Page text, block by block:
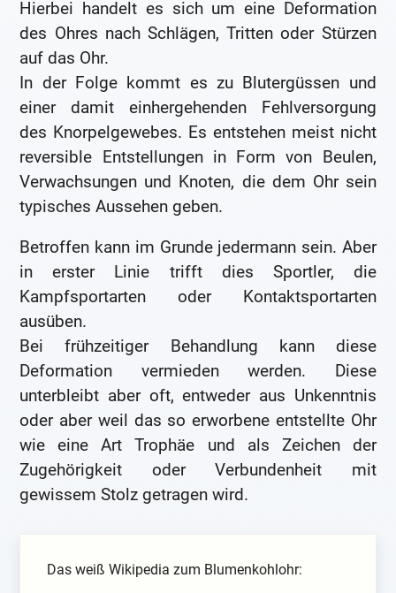
Hierbei handelt es sich um eine Deformation
des Ohres nach Schlägen, Tritten oder Stürzen
auf das Ohr.
In der Folge kommt es zu Blutergüssen und
einer damit einhergehenden Fehlversorgung
des Knorpelgewebes. Es entstehen meist nicht
reversible Entstellungen in Form von Beulen,
Verwachsungen und Knoten, die dem Ohr sein
typisches Aussehen geben.
Betroffen kann im Grunde jedermann sein. Aber
in erster Linie trifft dies Sportler, die
Kampfsportarten oder Kontaktsportarten
ausüben.
Bei frühzeitiger Behandlung kann diese
Deformation vermieden werden. Diese
unterbleibt aber oft, entweder aus Unkenntnis
oder aber weil das so erworbene entstellte Ohr
wie eine Art Trophäe und als Zeichen der
Zugehörigkeit oder Verbundenheit mit
gewissem Stolz getragen wird.
Das weiß Wikipedia zum Blumenkohlohr: